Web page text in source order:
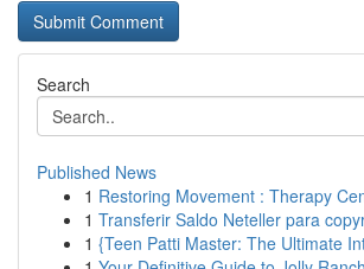
Search
Published News
1 Restoring Movement : Therapy
1 Transferir Saldo Neteller para
1 {Teen Patti Master: The Ultimate